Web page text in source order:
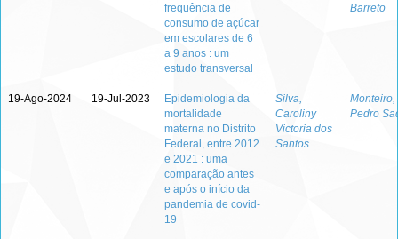
frequência de
consumo de açúcar
em escolares de 6
a 9 anos : um
estudo transversal
Barreto
19-Ago-2024 19-Jul-2023
Epidemiologia da
mortalidade
materna no Distrito
Federal, entre 2012
e 2021 : uma
comparação antes
e após o início da
pandemia de covid-
19
Silva,
Caroliny
Victoria dos
Santos
Monteiro,
Pedro